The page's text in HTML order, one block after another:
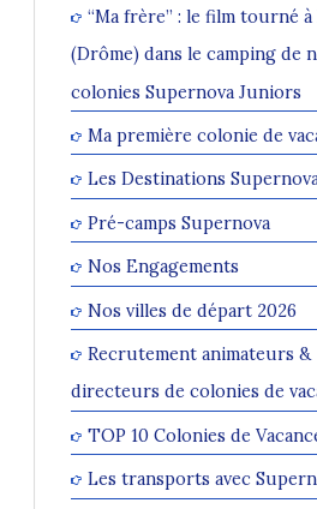
“Ma frère” : le film tourné à
(Drôme) dans le camping de
colonies Supernova Juniors
Ma première colonie de
Les Destinations
Pré-camps Supernova
Nos Engagements
Nos villes de départ 2026
Recrutement animateurs &
directeurs de colonies de
TOP 10 Colonies de
Les transports avec